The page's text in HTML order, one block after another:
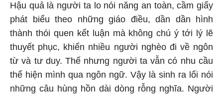
Hậu quả là người ta lo nói năng an toàn, cầm giấy
phát biểu theo những giáo điều, dần dần hình
thành thói quen kết luận mà không chú ý tới lý lẽ
thuyết phục, khiến nhiều người nghèo đi về ngôn
từ và tư duy. Thế nhưng người ta vẫn có nhu cầu
thể hiện mình qua ngôn ngữ. Vậy là sinh ra lối nói
những câu hùng hồn dài dòng rỗng nghĩa. Người